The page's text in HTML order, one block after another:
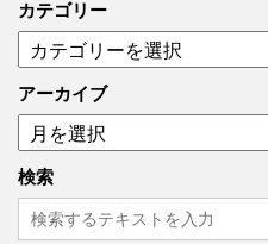
カテゴリー
テ
ゴ
リ
ー
アーカイブ
ア
ー
カ
イ
ブ
検索